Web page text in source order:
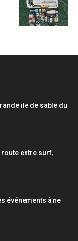
île de sable du
route entre surf,
événements à ne